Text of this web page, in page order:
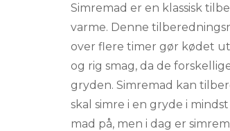
Simremad er en klassisk
varme. Denne
over flere timer gør kødet
og rig smag, da de
gryden. Simremad kan
skal simre i en gryde i
mad på, men i dag er